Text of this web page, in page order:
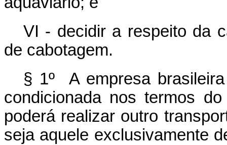
VI - decidir a respeito da
de cabotagem.
§ 1º A empresa
condicionada nos termos
poderá realizar outro
seja aquele exclusivamente